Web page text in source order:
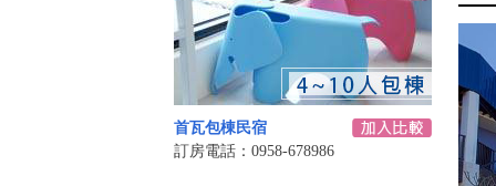
首瓦包棟民宿
訂房電話：0958-678986